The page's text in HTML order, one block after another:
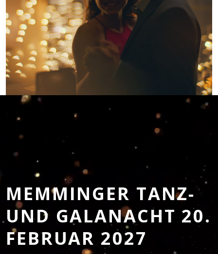
MEMMINGER TANZ-
UND GALANACHT 20.
FEBRUAR 2027